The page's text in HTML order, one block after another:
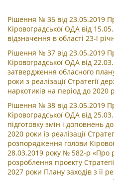
Рішення № 36 від 23.05.2019
Кіровоградської ОДА від
відзначення в області 23-ї
Рішення № 37 від 23.05.2019
Кіровоградської ОДА від
затвердження обласного
роки з реалізації Стратегії
наркотиків на період до 2020
Рішення № 38 від 23.05.2019
Кіровоградської ОДА від
підготовку змін і доповнень
2020 роки із реалізації
розпорядження голови
28.03.2019 року № 582-р «Про
розроблення проекту
2027 роки Плану заходів з її